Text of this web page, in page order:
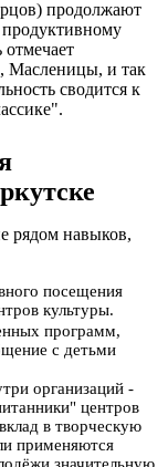
продолжают
Масленицы, и так
сводится к
рядом навыков,
посещения
культуры.
программ,
с детьми
организаций -
центров
в творческую
применяются